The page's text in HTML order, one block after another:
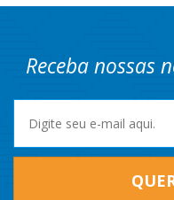
Receba nossas